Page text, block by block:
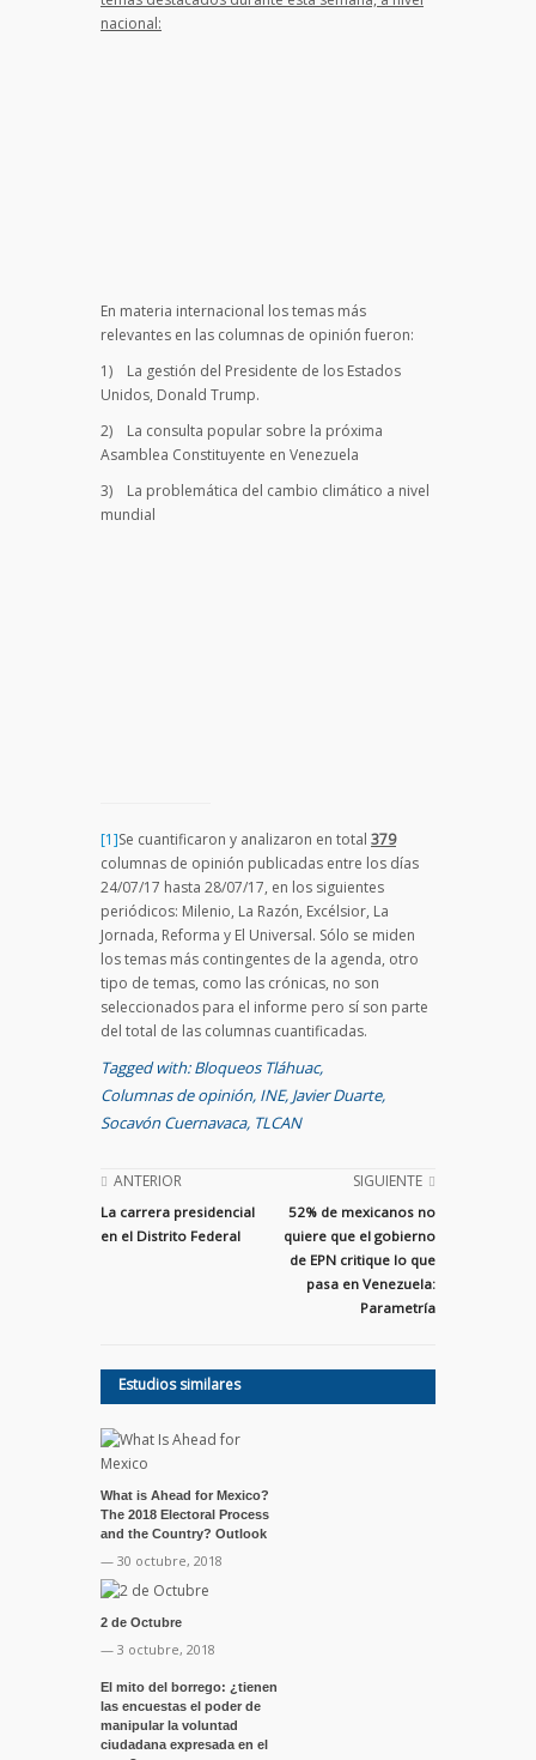
nacional:
En materia internacional los temas más
relevantes en las columnas de opinión fueron:
1) La gestión del Presidente de los Estados
Unidos, Donald Trump.
2) La consulta popular sobre la próxima
Asamblea Constituyente en Venezuela
3) La problemática del cambio climático a nivel
mundial
[1]Se cuantificaron y analizaron en total 379
columnas de opinión publicadas entre los días
24/07/17 hasta 28/07/17, en los siguientes
periódicos: Milenio, La Razón, Excélsior, La
Jornada, Reforma y El Universal. Sólo se miden
los temas más contingentes de la agenda, otro
tipo de temas, como las crónicas, no son
seleccionados para el informe pero sí son parte
del total de las columnas cuantificadas.
Tagged with: Bloqueos Tláhuac,
Columnas de opinión, INE, Javier Duarte,
Socavón Cuernavaca, TLCAN
ANTERIOR
La carrera presidencial
en el Distrito Federal
SIGUIENTE
52% de mexicanos no
quiere que el gobierno
de EPN critique lo que
pasa en Venezuela:
Parametría
Estudios similares
What is Ahead for Mexico?
The 2018 Electoral Process
and the Country? Outlook
— 30 octubre, 2018
2 de Octubre
— 3 octubre, 2018
El mito del borrego: ¿tienen
las encuestas el poder de
manipular la voluntad
ciudadana expresada en el